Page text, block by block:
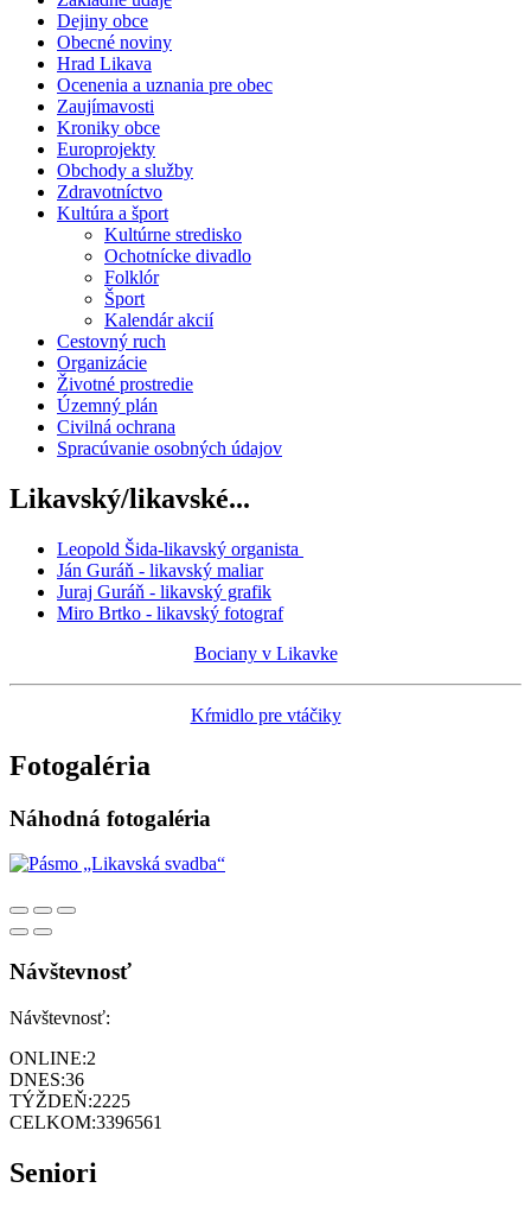
Dejiny obce
Obecné noviny
Hrad Likava
Ocenenia a uznania pre obec
Zaujímavosti
Kroniky obce
Europrojekty
Obchody a služby
Zdravotníctvo
Kultúra a šport
Kultúrne stredisko
Ochotnícke divadlo
Folklór
Šport
Kalendár akcií
Cestovný ruch
Organizácie
Životné prostredie
Územný plán
Civilná ochrana
Spracúvanie osobných údajov
Likavský/likavské...
Leopold Šida-likavský organista
Ján Guráň - likavský maliar
Juraj Guráň - likavský grafik
Miro Brtko - likavský fotograf
Bociany v Likavke
Kŕmidlo pre vtáčiky
Fotogaléria
Náhodná fotogaléria
Návštevnosť
Návštevnosť:
ONLINE:2
DNES:36
TÝŽDEŇ:2225
CELKOM:3396561
Seniori